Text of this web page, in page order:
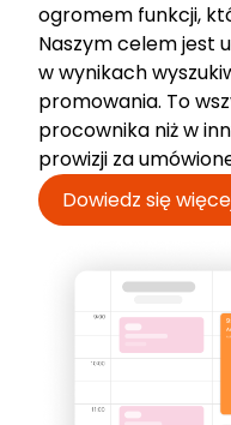
ogromem funkcji,
Naszym celem jest
w wynikach
promowania. To
procownika niż w
prowizji za
Dowiedz się